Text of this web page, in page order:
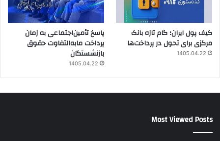
کیف پول ایران؛ گام تازه بانک
مرکزی برای تحول در پرداخت‌ها
1405.04.22
پاسخ تأمین‌اجتماعی به زمان
پرداخت مابه‌التفاوت حقوق
بازنشستگان
1405.04.22
Most Viewed Posts